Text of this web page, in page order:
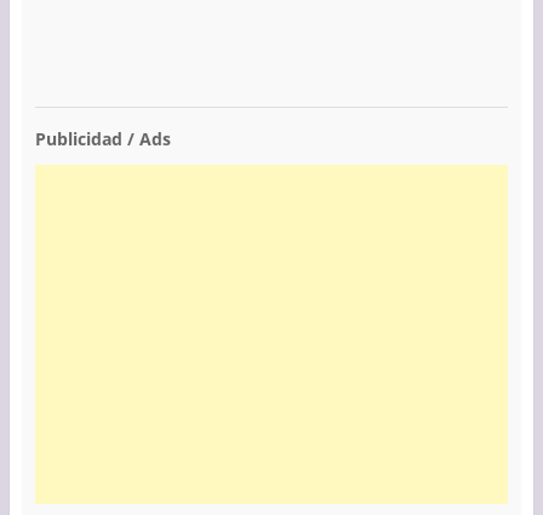
Publicidad / Ads